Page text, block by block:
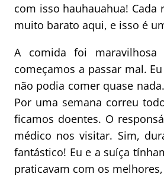
com isso hauhauahua!
muito barato aqui, e isso é
A comida foi
começamos a passar mal.
não podia comer quase
Por uma semana correu
ficamos doentes. O
médico nos visitar. Sim,
fantástico! Eu e a suíça
praticavam com os